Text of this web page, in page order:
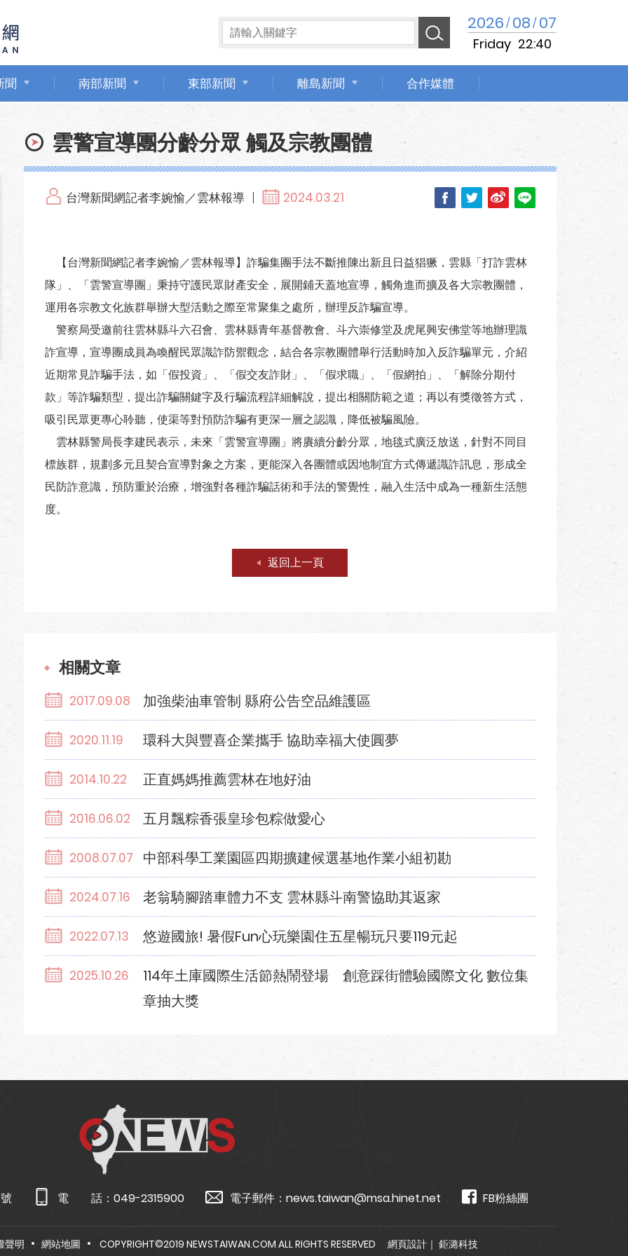
2026/08/07
Friday 22:40
聞 南部新聞 東部新聞 離島新聞 合作媒體
雲警宣導團分齡分眾 觸及宗教團體
台灣新聞網記者李婉愉／雲林報導 2024.03.21
【台灣新聞網記者李婉愉／雲林報導】詐騙集團手法不斷推陳出新且日益猖獗，雲縣「打詐雲林
隊」、「雲警宣導團」秉持守護民眾財產安全，展開鋪天蓋地宣導，觸角進而擴及各大宗教團體，
運用各宗教文化族群舉辦大型活動之際至常聚集之處所，辦理反詐騙宣導。
警察局受邀前往雲林縣斗六召會、雲林縣青年基督教會、斗六崇修堂及虎尾興安佛堂等地辦理識
詐宣導，宣導團成員為喚醒民眾識詐防禦觀念，結合各宗教團體舉行活動時加入反詐騙單元，介紹
近期常見詐騙手法，如「假投資」、「假交友詐財」、「假求職」、「假網拍」、「解除分期付
款」等詐騙類型，提出詐騙關鍵字及行騙流程詳細解說，提出相關防範之道；再以有獎徵答方式，
吸引民眾更專心聆聽，使渠等對預防詐騙有更深一層之認識，降低被騙風險。
雲林縣警局長李建民表示，未來「雲警宣導團」將賡續分齡分眾，地毯式廣泛放送，針對不同目
標族群，規劃多元且契合宣導對象之方案，更能深入各團體或因地制宜方式傳遞識詐訊息，形成全
民防詐意識，預防重於治療，增強對各種詐騙話術和手法的警覺性，融入生活中成為一種新生活態
度。
返回上一頁
相關文章
2017.09.08 加強柴油車管制 縣府公告空品維護區
2020.11.19 環科大與豐喜企業攜手 協助幸福大使圓夢
2014.10.22 正直媽媽推薦雲林在地好油
2016.06.02 五月飄粽香張皇珍包粽做愛心
2008.07.07 中部科學工業園區四期擴建候選基地作業小組初勘
2024.07.16 老翁騎腳踏車體力不支 雲林縣斗南警協助其返家
2022.07.13 悠遊國旅! 暑假Fun心玩樂園住五星暢玩只要119元起
2025.10.26
114年土庫國際生活節熱鬧登場 創意踩街體驗國際文化 數位集
章抽大獎
電 話： 049-2315900 電子郵件： news.taiwan@msa.hinet.net FB粉絲團
聲明 網站地圖 COPYRIGHT©2019 NEWSTAIWAN.COM ALL RIGHTS RESERVED 網頁設計｜ 鉅潞科技